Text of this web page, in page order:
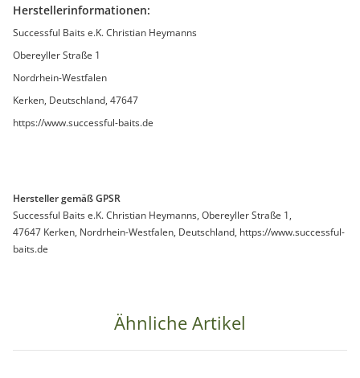
Herstellerinformationen:
Successful Baits e.K. Christian Heymanns
Obereyller Straße 1
Nordrhein-Westfalen
Kerken, Deutschland, 47647
https://www.successful-baits.de
Hersteller gemäß GPSR
Successful Baits e.K. Christian Heymanns, Obereyller Straße 1,
47647 Kerken, Nordrhein-Westfalen, Deutschland, https://www.successful-
baits.de
Ähnliche Artikel